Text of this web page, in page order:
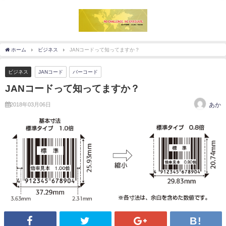
ホーム ビジネス JANコードって知ってますか？
ビジネス JANコード バーコード
JANコードって知ってますか？
2018年03月06日 あか